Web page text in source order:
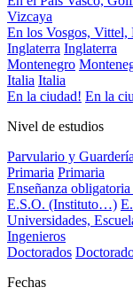
Vizcaya
En los Vosgos, Vittel,
Inglaterra Inglaterra
Montenegro
Italia Italia
En la ciudad! En la
Nivel de estudios
Parvulario y
Primaria Primaria
Enseñanza
E.S.O. (Instituto…)
Universidades,
Ingenieros
Doctorados
Fechas